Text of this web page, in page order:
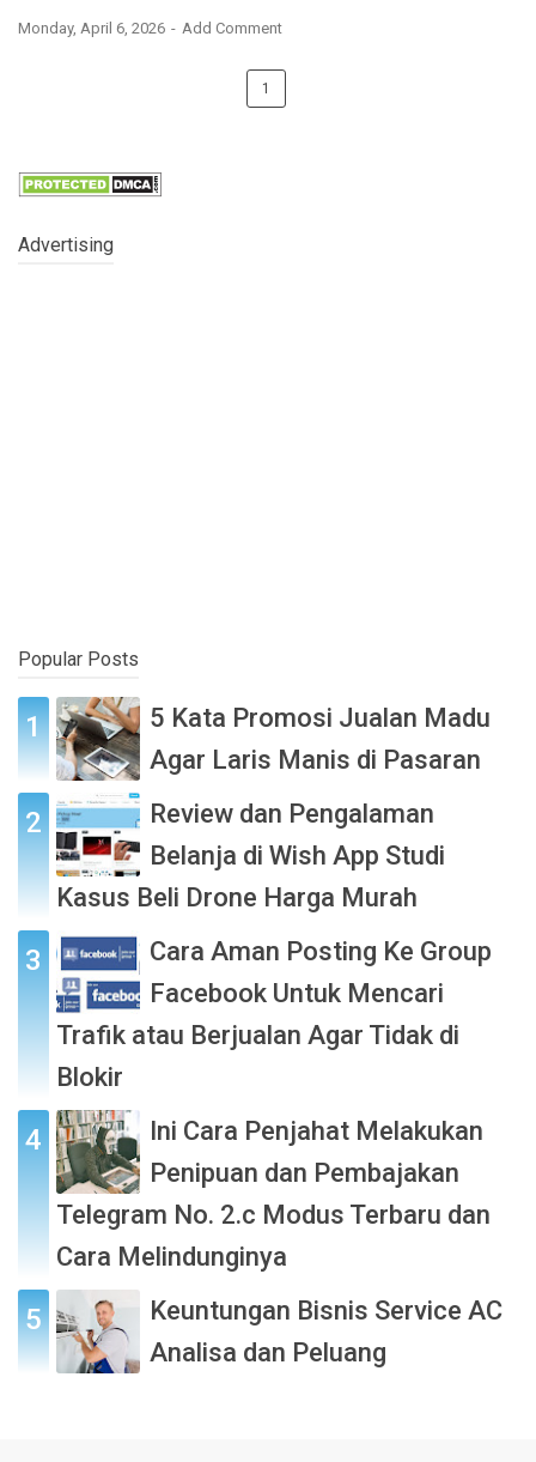
Monday, April 6, 2026 Add Comment
1
Advertising
Popular Posts
5 Kata Promosi Jualan Madu
Agar Laris Manis di Pasaran
Review dan Pengalaman
Belanja di Wish App Studi
Kasus Beli Drone Harga Murah
Cara Aman Posting Ke Group
Facebook Untuk Mencari
Trafik atau Berjualan Agar Tidak di
Blokir
Ini Cara Penjahat Melakukan
Penipuan dan Pembajakan
Telegram No. 2.c Modus Terbaru dan
Cara Melindunginya
Keuntungan Bisnis Service AC
Analisa dan Peluang